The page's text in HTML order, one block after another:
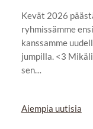
Kevät 2026
ryhmissämme
kanssamme
jumpilla. <3
sen…
Aiempia uutisia